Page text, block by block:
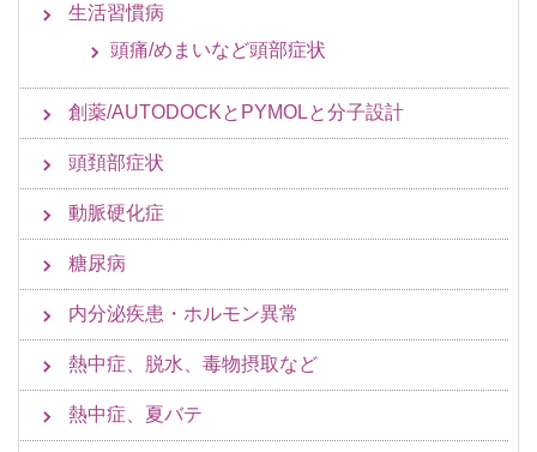
生活習慣病
頭痛/めまいなど頭部症状
創薬/AUTODOCKとPYMOLと分子設計
頭頚部症状
動脈硬化症
糖尿病
内分泌疾患・ホルモン異常
熱中症、脱水、毒物摂取など
熱中症、夏バテ